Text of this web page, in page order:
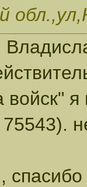
войск"